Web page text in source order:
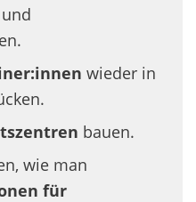
wieder in
bauen.
wie man
für